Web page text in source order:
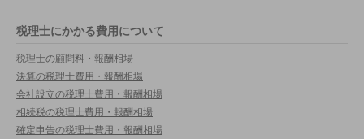
税理士にかかる費用について
税理士の顧問料・報酬相場
決算の税理士費用・報酬相場
会社設立の税理士費用・報酬相場
相続税の税理士費用・報酬相場
確定申告の税理士費用・報酬相場